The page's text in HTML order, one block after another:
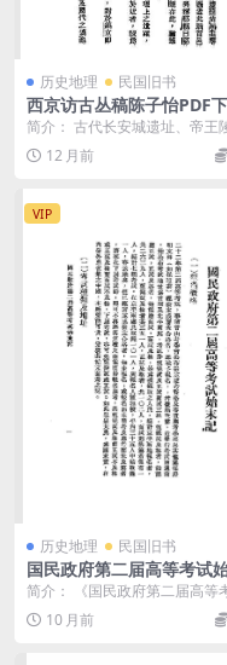
历史地理 民国旧书
西京访古丛稿陈子怡PDF下
长安考古研究史料
简介： 古代长安城遗址、帝王
墓、城坊建筑、名胜古迹的考证
集。收文10篇，有汉...
12 月前
VIP
历史地理 民国旧书
国民政府第二届高等考试
记PDF下载,民国高等文官
研究史料
简介： 《国民政府第二届高等
始末记》是一部记录1933年南
民政府举办的第...
10 月前